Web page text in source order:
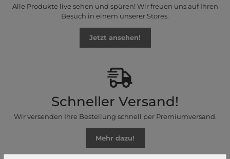
Alle Produkte live sehen und spüren! Wir freuen uns auf Ihren
Besuch in einem unserer Stores.
Jetzt ansehen!
Schneller Versand!
Wir versenden Ihre Bestellung schnell per Premiumversand.
Mehr dazu!